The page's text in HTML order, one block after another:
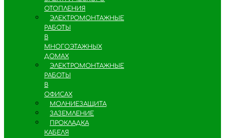
ОТОПЛЕНИЯ
ЭЛЕКТРОМОНТАЖНЫЕ
РАБОТЫ
В
МНОГОЭТАЖНЫХ
ДОМАХ
ЭЛЕКТРОМОНТАЖНЫЕ
РАБОТЫ
В
ОФИСАХ
МОЛНИЕЗАЩИТА
ЗАЗЕМЛЕНИЕ
ПРОКЛАДКА
КАБЕЛЯ